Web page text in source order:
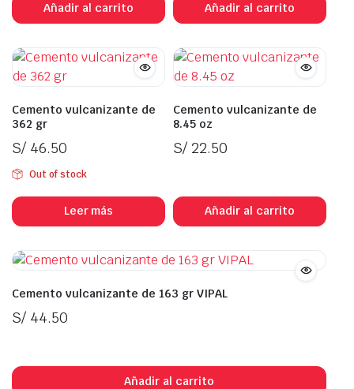
Añadir al carrito Añadir al carrito
Cemento vulcanizante de
362 gr
S/46.50
Out of stock
Leer más
Cemento vulcanizante de
8.45 oz
S/22.50
Añadir al carrito
Cemento vulcanizante de 163 gr VIPAL
S/44.50
Añadir al carrito